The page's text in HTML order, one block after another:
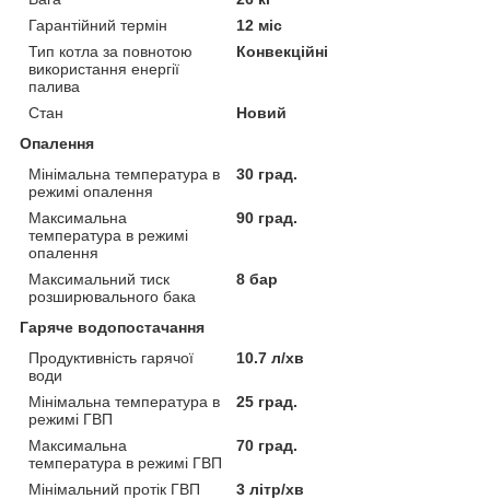
Гарантійний термін
12 міс
Тип котла за повнотою
використання енергії
палива
Конвекційні
Стан
Новий
Опалення
Мінімальна температура в
режимі опалення
30 град.
Максимальна
температура в режимі
опалення
90 град.
Максимальний тиск
розширювального бака
8 бар
Гаряче водопостачання
Продуктивність гарячої
води
10.7 л/хв
Мінімальна температура в
режимі ГВП
25 град.
Максимальна
температура в режимі ГВП
70 град.
Мінімальний протік ГВП
3 літр/хв